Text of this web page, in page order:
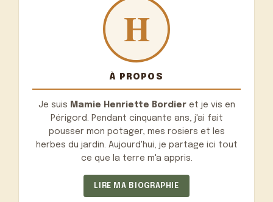
À PROPOS
Je suis Mamie Henriette Bordieret je vis en
Périgord. Pendant cinquante ans, j'ai fait
pousser mon potager, mes rosiers et les
herbes du jardin. Aujourd'hui, je partage ici tout
ce que la terre m'a appris.
LIRE MA BIOGRAPHIE